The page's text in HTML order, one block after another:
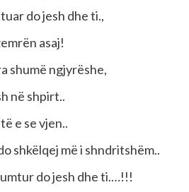
do jesh dhe ti.,
asaj!
shumë ngjyrëshe,
në shpirt..
e se vjen..
shkëlqej më i shndritshëm..
do jesh dhe ti.…!!!